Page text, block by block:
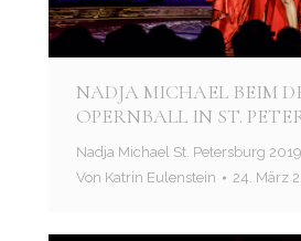
NADJA MICHAEL BEIM
OPERNBALL IN ST.
Nadja Michael St. Petersburg 2019
Von Katrin Eulenstein 24. März